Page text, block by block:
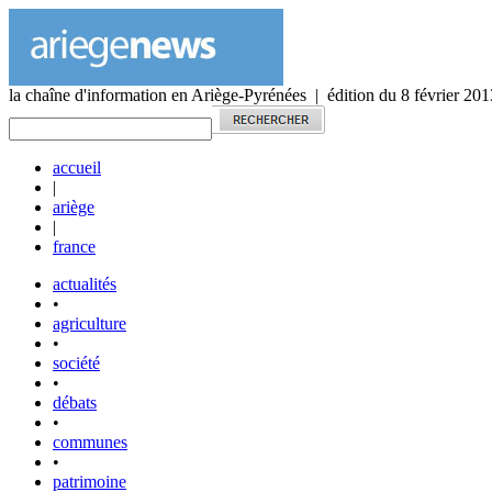
la chaîne d'information en Ariège-Pyrénées | édition du 8 février
accueil
|
ariège
|
france
actualités
•
agriculture
•
société
•
débats
•
communes
•
patrimoine